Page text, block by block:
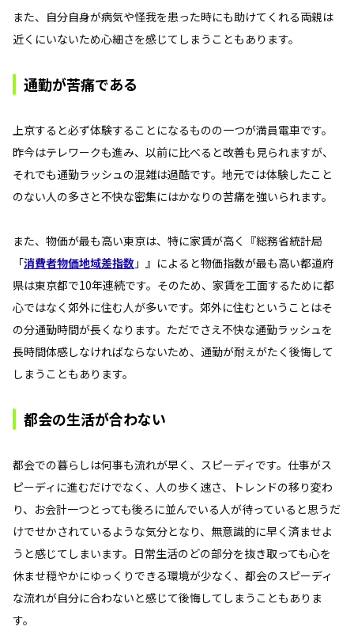
また、自分自身が病気や怪我を患った時にも助けてくれる両親は
近くにいないため心細さを感じてしまうこともあります。
通勤が苦痛である
上京すると必ず体験することになるものの一つが満員電車です。
昨今はテレワークも進み、以前に比べると改善も見られますが、
それでも通勤ラッシュの混雑は過酷です。地元では体験したこと
のない人の多さと不快な密集にはかなりの苦痛を強いられます。
また、物価が最も高い東京は、特に家賃が高く『総務省統計局
「消費者物価地域差指数 」』によると物価指数が最も高い都道府
県は東京都で10年連続です。そのため、家賃を工面するために都
心ではなく郊外に住む人が多いです。郊外に住むということはそ
の分通勤時間が長くなります。ただでさえ不快な通勤ラッシュを
長時間体感しなければならないため、通勤が耐えがたく後悔して
しまうこともあります。
都会の生活が合わない
都会での暮らしは何事も流れが早く、スピーディです。仕事がス
ピーディに進むだけでなく、人の歩く速さ、トレンドの移り変わ
り、お会計一つとっても後ろに並んでいる人が待っていると思うだ
けでせかされているような気分となり、無意識的に早く済ませよ
うと感じてしまいます。日常生活のどの部分を抜き取っても心を
休ませ穏やかにゆっくりできる環境が少なく、都会のスピーディ
な流れが自分に合わないと感じて後悔してしまうこともありま
す。